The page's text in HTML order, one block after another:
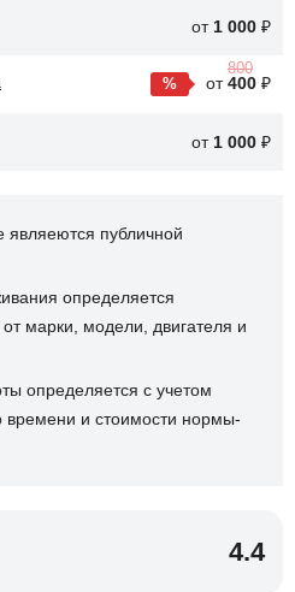
от 1 000 ₽
от
800
400 ₽
от 1 000 ₽
публичной
определяется
марки, модели, двигателя и
определяется с учетом
времени и стоимости нормы-
4.4